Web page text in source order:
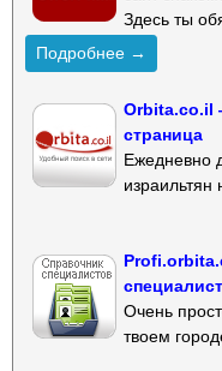
Здесь ты
Подробнее →
Orbita.co.il
страница
Ежедневно
Очень
твоем